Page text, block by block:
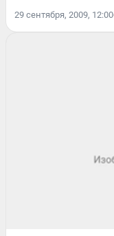
29 сентября, 2009, 12:00